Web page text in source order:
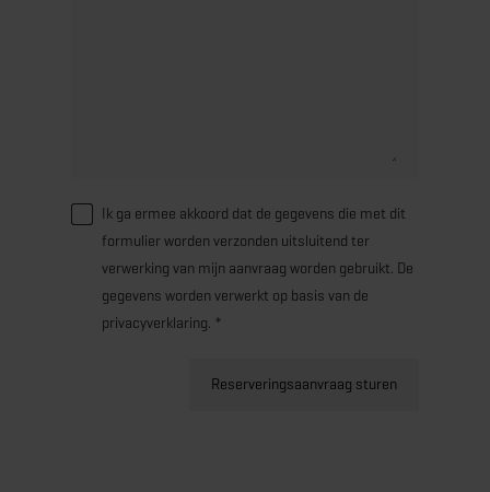
Ik ga ermee akkoord dat de gegevens die met dit
formulier worden verzonden uitsluitend ter
verwerking van mijn aanvraag worden gebruikt. De
gegevens worden verwerkt op basis van de
privacyverklaring. *
Reserveringsaanvraag sturen